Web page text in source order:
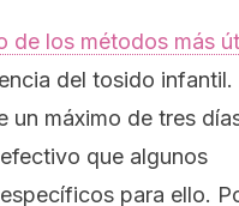
de los métodos más
del tosido infantil.
un máximo de tres
que algunos
para ello.